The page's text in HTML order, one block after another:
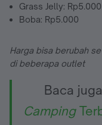
Grass Jelly: Rp5.000
Boba: Rp5.000
Harga bisa berubah
di beberapa outlet
Baca
Camping